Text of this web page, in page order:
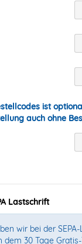
ist
auch ohne
Lastschrift
wir bei der
dem 30 Tage